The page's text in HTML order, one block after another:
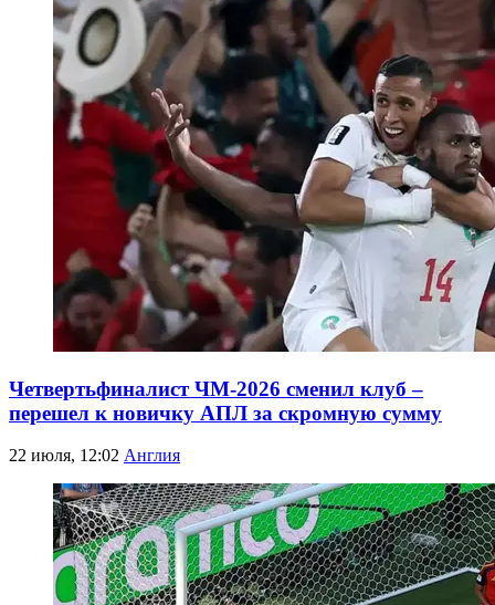
Четвертьфиналист ЧМ-2026 сменил клуб –
перешел к новичку АПЛ за скромную сумму
22 июля, 12:02 Англия